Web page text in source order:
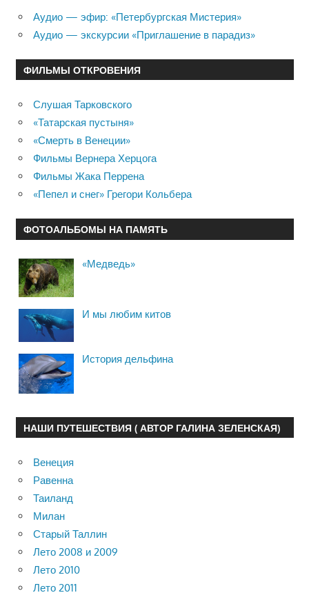
Аудио — эфир: «Петербургская Мистерия»
Аудио — экскурсии «Приглашение в парадиз»
ФИЛЬМЫ ОТКРОВЕНИЯ
Слушая Тарковского
«Татарская пустыня»
«Смерть в Венеции»
Фильмы Вернера Херцога
Фильмы Жака Перрена
«Пепел и снег» Грегори Кольбера
ФОТОАЛЬБОМЫ НА ПАМЯТЬ
«Медведь»
И мы любим китов
История дельфина
НАШИ ПУТЕШЕСТВИЯ ( АВТОР ГАЛИНА ЗЕЛЕНСКАЯ)
Венеция
Равенна
Таиланд
Милан
Старый Таллин
Лето 2008 и 2009
Лето 2010
Лето 2011